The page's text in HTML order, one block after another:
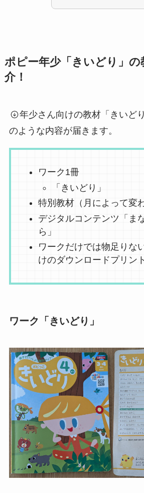
ポピー年少「きいどり」の
介！
年少さん向けの教材「きいど
のような内容が届きます。
ワーク1冊
「きいどり」
特別教材（月によって変
デジタルコンテンツ「ま
ら」
ワークだけでは物足りな
けのダウンロードプリント
ワーク「きいどり」